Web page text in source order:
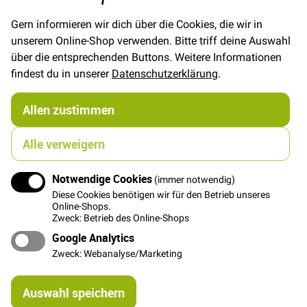
Gern informieren wir dich über die Cookies, die wir in
unserem Online-Shop verwenden. Bitte triff deine Auswahl
über die entsprechenden Buttons. Weitere Informationen
findest du in unsererDatenschutzerklärung.
Allen zustimmen
Alle verweigern
Notwendige Cookies (immer notwendig)
Diese Cookies benötigen wir für den Betrieb unseres
Online-Shops.
Zweck: Betrieb des Online-Shops
Google Analytics
Zweck: Webanalyse/Marketing
Auswahl speichern
Das könnte Dich auch interessieren
Details
Tolles festes Kunstleder mit Lederstruktur und dickerer
weicher Geweberückseite. Super geeignet für Taschen
und Accessoires.
Weitere Informationen